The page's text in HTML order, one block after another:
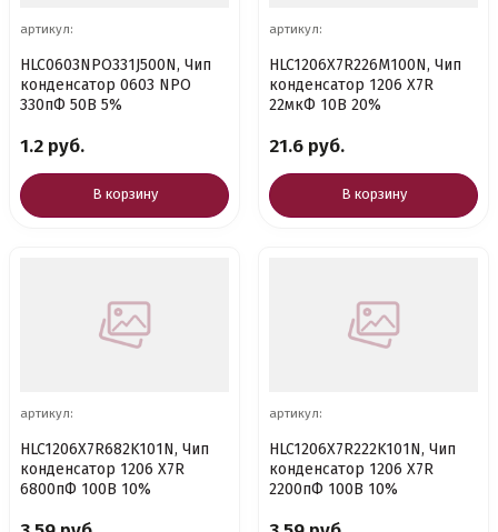
артикул:
HLC0603NPO331J500N, Чип
конденсатор 0603 NPO
330пФ 50В 5%
1.2 руб.
В корзину
артикул:
HLC1206X7R226M100N, Чип
конденсатор 1206 X7R
22мкФ 10В 20%
21.6 руб.
В корзину
артикул:
HLC1206X7R682K101N, Чип
конденсатор 1206 X7R
6800пФ 100В 10%
артикул:
HLC1206X7R222K101N, Чип
конденсатор 1206 X7R
2200пФ 100В 10%